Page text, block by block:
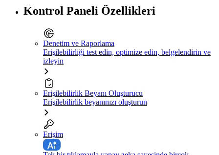
Kontrol Paneli Özellikleri
Denetim ve Raporlama
Erişilebilirliği test edin, optimize edin, belgelendirin ve
izleyin
Erişilebilirlik Beyanı Oluşturucu
Erişilebilirlik beyanınızı oluşturun
Erişim